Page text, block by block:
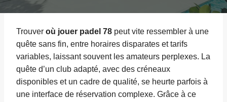
Trouver où jouer padel 78 peut vite ressembler à une
quête sans fin, entre horaires disparates et tarifs
variables, laissant souvent les amateurs perplexes. La
quête d’un club adapté, avec des créneaux
disponibles et un cadre de qualité, se heurte parfois à
une interface de réservation complexe. Grâce à ce